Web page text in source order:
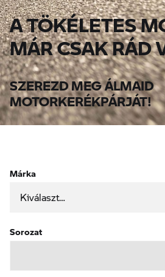
A TÖKÉLETES
MÁR CSAK RÁD
SZEREZD MEG ÁLMAID
MOTORKERÉKPÁRJÁT!
Márka
Sorozat